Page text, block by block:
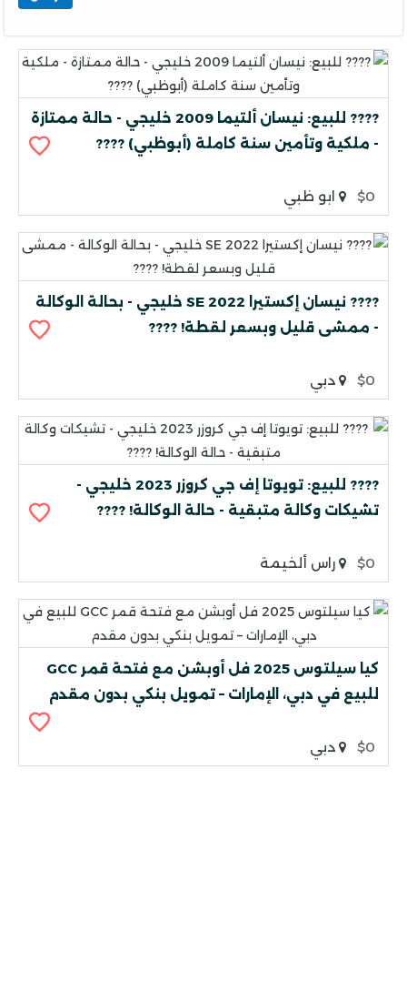
???? للبيع: نيسان ألتيما 2009 خليجي - حالة ممتازة
- ملكية وتأمين سنة كاملة (أبوظبي) ????
$0 ابو ظبي
???? نيسان إكستيرا 2022 SE خليجي - بحالة الوكالة
- ممشى قليل وبسعر لقطة! ????
$0 دبي
???? للبيع: تويوتا إف جي كروزر 2023 خليجي -
تشيكات وكالة متبقية - حالة الوكالة! ????
$0 راس ألخيمة
كيا سيلتوس 2025 فل أوبشن مع فتحة قمر GCC
للبيع في دبي، الإمارات – تمويل بنكي بدون مقدم
$0 دبي